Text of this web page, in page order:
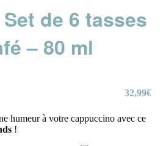
de 6 tasses
– 80 ml
32,99€
humeur à votre cappuccino avec ce
!